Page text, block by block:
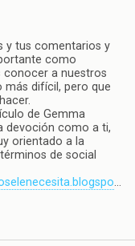
y tus comentarios y
como
a nuestros
más difícil, pero que
de Gemma
devoción como a ti,
orientado a la
de social
…